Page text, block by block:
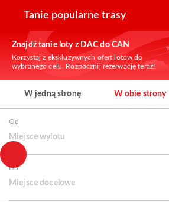
Tanie popularne trasy
Znajdź tanie loty z DAC do CAN
Korzystaj z ekskluzywnych ofert lotów do
wybranego celu. Rozpocznij rezerwację teraz!
W jedną stronę W obie strony
Od
Miejsce wylotu
Do
Miejsce docelowe